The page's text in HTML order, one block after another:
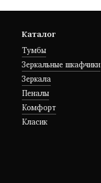
Каталог
Тумбы
Зеркальные шкафчики
Зеркала
Пеналы
Комфорт
Класик